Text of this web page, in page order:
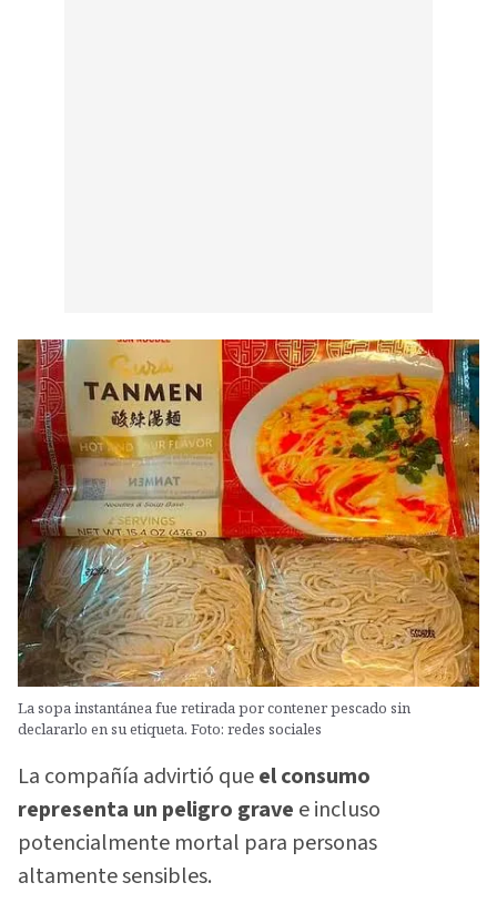
La sopa instantánea fue retirada por contener pescado sin
declararlo en su etiqueta. Foto: redes sociales
La compañía advirtió queel consumo
representa un peligro grave e incluso
potencialmente mortal para personas
altamente sensibles.